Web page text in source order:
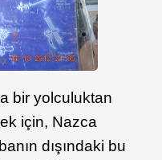
bir yolculuktan
için, Nazca
dışındaki bu